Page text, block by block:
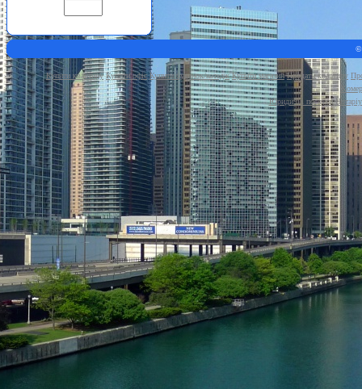
Купити квартиру Купити офіс Купити будинок/котедж Купити магазин Продати квартиру
Юридичні послуги